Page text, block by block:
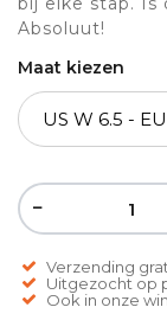
Absoluut!
Maat kiezen
−
Verzending
Uitgezocht op
Ook in onze